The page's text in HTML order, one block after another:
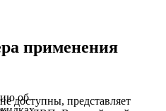
применения
доступны, представляет
об